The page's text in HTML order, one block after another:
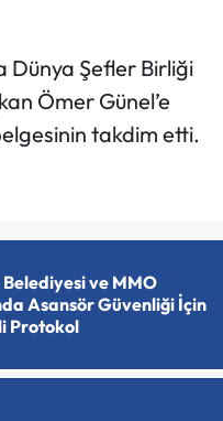
Dünya Şefler Birliği
Ömer Günel’e
takdim etti.
ve MMO
Asansör Güvenliği İçin
Protokol